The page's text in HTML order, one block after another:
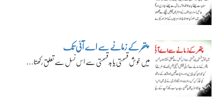
پتھر کے زمانے سے اے آئی تک
میں خوش قسمتی یا بدقسمتی سے اس نسل سے تعلق رکھتا…